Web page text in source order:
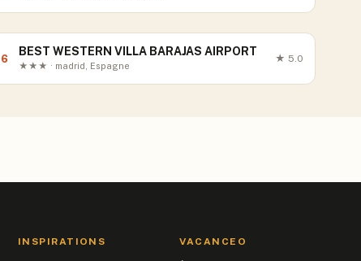
6
BEST WESTERN VILLA BARAJAS AIRPORT
★★★ · madrid, Espagne
★ 5.0
INSPIRATIONS VACANCEO